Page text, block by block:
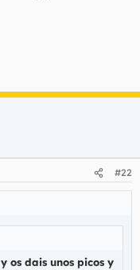
#22
os dais unos picos y